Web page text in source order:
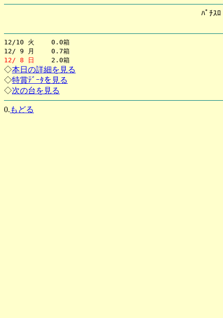
ﾊﾟﾁｽ
12/10 火 0.0箱
12/ 9 月 0.7箱
12/ 8 日
2.0箱
◇本日の詳細を見る
◇特賞ﾃﾞｰﾀを見る
◇次の台を見る
0. もどる